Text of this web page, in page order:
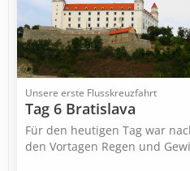
Unsere erste Flusskreuzfahrt
Tag 6 Bratislava
Für den heutigen Tag war
den Vortagen Regen und